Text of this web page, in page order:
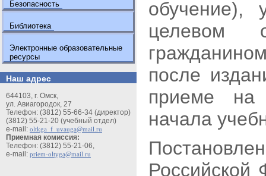
Безопасность
Библиотека
Электронные образовательные
ресурсы
Наш адрес
644103, г. Омск,
ул. Авиагородок, 27
Телефон: (3812) 55-66-34 (директор)
(3812) 55-21-20 (учебный отдел)
e-mail: oltkga_f_uvauga@mail.ru
Приемная комиссия:
Телефон: (3812) 55-21-06,
e-mail: priem-oltyga@mail.ru
обучение),
целевом
после
приеме на
начала
Российской